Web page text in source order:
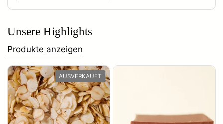
Unsere Highlights
Produkte anzeigen
AUSVERKAUFT